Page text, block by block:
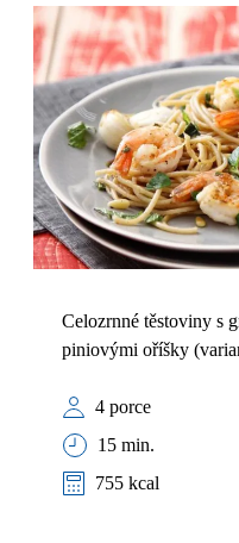
Celozrnné těstoviny s
piniovými oříšky
4 porce
15 min.
755 kcal